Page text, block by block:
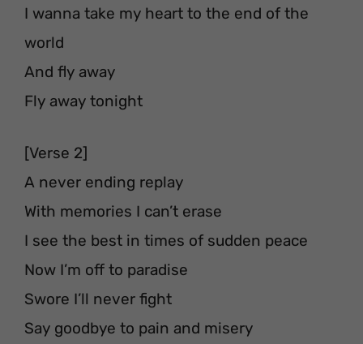
I wanna take my heart to the end of the
world
And fly away
Fly away tonight
[Verse 2]
A never ending replay
With memories I can’t erase
I see the best in times of sudden peace
Now I’m off to paradise
Swore I’ll never fight
Say goodbye to pain and misery